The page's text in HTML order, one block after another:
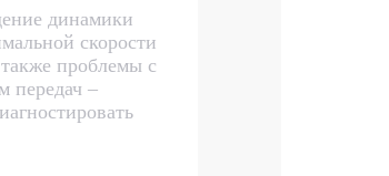
динамики
скорости
проблемы с
передач –